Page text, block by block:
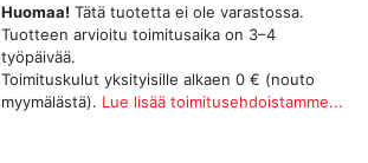
Huomaa! Tätä tuotetta ei ole varastossa.
Tuotteen arvioitu toimitusaika on 3–4
työpäivää.
Toimituskulut yksityisille alkaen 0 € (nouto
myymälästä). Lue lisää toimitusehdoistamme...